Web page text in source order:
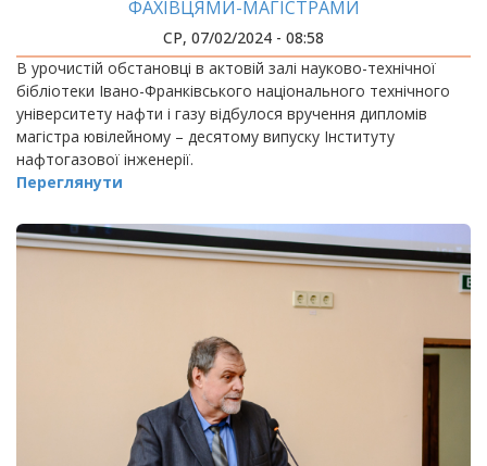
ФАХІВЦЯМИ-МАГІСТРАМИ
СР, 07/02/2024 - 08:58
В урочистій обстановці в актовій залі науково-технічної
бібліотеки Івано-Франківського національного технічного
університету нафти і газу відбулося вручення дипломів
магістра ювілейному – десятому випуску Інституту
нафтогазової інженерії.
Переглянути